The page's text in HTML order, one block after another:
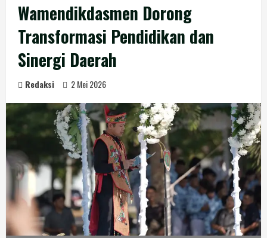
Wamendikdasmen Dorong
Transformasi Pendidikan dan
Sinergi Daerah
Redaksi 2 Mei 2026